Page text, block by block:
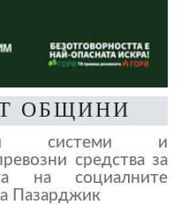
ОБЩИНИ
системи и
средства за
на социалните
Пазарджик